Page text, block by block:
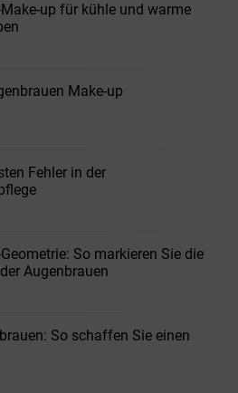
up für kühle und warme
Make-up
Fehler in der
So markieren Sie die
Augenbrauen
So schaffen Sie einen